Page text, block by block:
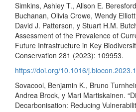
Simkins, Ashley T., Alison E.
Buchanan, Olivia Crowe, Wendy
David J. Patterson, y Stuart H.M.
Assessment of the Prevalence of
Future Infrastructure in Key
Conservation 281 (2023): 109953.
https://doi.org/10.1016/
Sovacool, Benjamin K., Bruno
Andrea Brock, y Mari Martiskainen.
Decarbonisation: Reducing